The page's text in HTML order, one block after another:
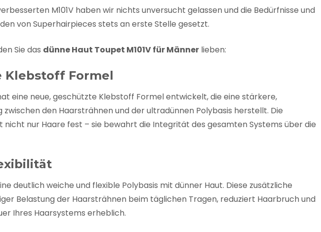
M101V haben wir nichts unversucht gelassen und die Bedürfnisse und
von Superhairpieces stets an erste Stelle gesetzt.
Sie das dünne Haut Toupet M101V für Männer lieben:
Klebstoff Formel
eine neue, geschützte Klebstoff Formel entwickelt, die eine stärkere,
den Haarsträhnen und der ultradünnen Polybasis herstellt. Die
nur Haare fest – sie bewahrt die Integrität des gesamten Systems über die
deutlich weiche und flexible Polybasis mit dünner Haut. Diese zusätzliche
Belastung der Haarsträhnen beim täglichen Tragen, reduziert Haarbruch und
Ihres Haarsystems erheblich.